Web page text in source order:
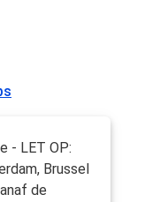
- LET OP:
Brussel
de